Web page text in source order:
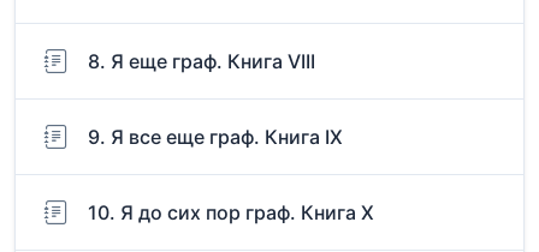
8. Я еще граф. Книга VIII
9. Я все еще граф. Книга IX
10. Я до сих пор граф. Книга X